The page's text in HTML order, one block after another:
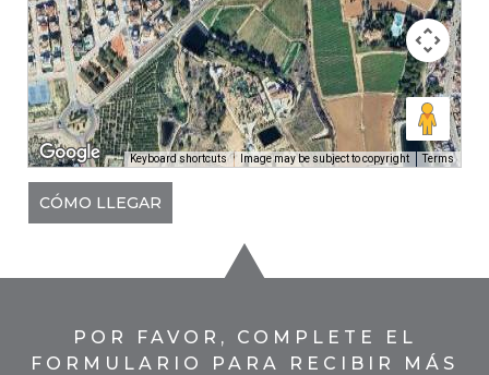
Keyboard shortcuts Image may be subject to copyright Terms
CÓMO LLEGAR
POR FAVOR, COMPLETE EL
FORMULARIO PARA RECIBIR MÁS